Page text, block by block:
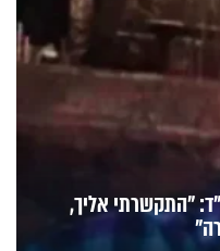
"התקשרתי אליך,